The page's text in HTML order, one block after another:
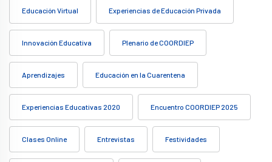
Educación Virtual Experiencias de Educación Privada
Innovación Educativa Plenario de COORDIEP
Aprendizajes Educación en la Cuarentena
Experiencias Educativas 2020 Encuentro COORDIEP 2025
Clases Online Entrevistas Festividades